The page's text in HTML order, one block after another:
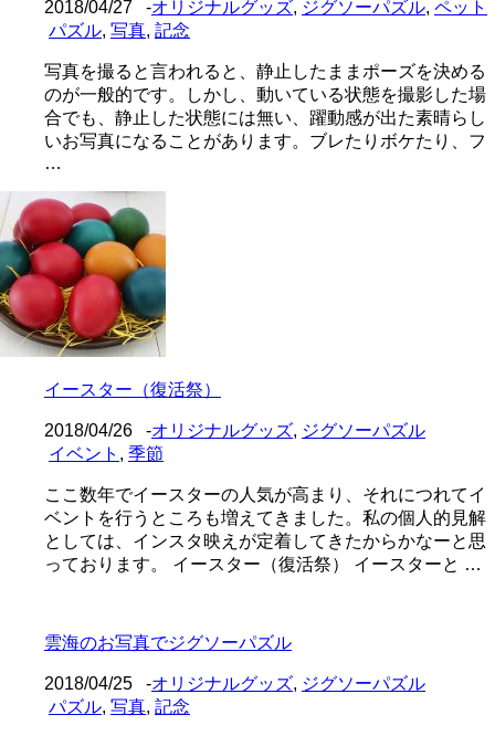
2018/04/27 -オリジナルグッズ, ジグソーパズル, ペット
パズル, 写真, 記念
写真を撮ると言われると、静止したままポーズを決める
のが一般的です。しかし、動いている状態を撮影した場
合でも、静止した状態には無い、躍動感が出た素晴らし
いお写真になることがあります。ブレたりボケたり、フ
…
イースター（復活祭）
2018/04/26 -オリジナルグッズ, ジグソーパズル
イベント , 季節
ここ数年でイースターの人気が高まり、それにつれてイ
ベントを行うところも増えてきました。私の個人的見解
としては、インスタ映えが定着してきたからかなーと思
っております。 イースター（復活祭） イースターと …
雲海のお写真でジグソーパズル
2018/04/25 -オリジナルグッズ, ジグソーパズル
パズル, 写真, 記念